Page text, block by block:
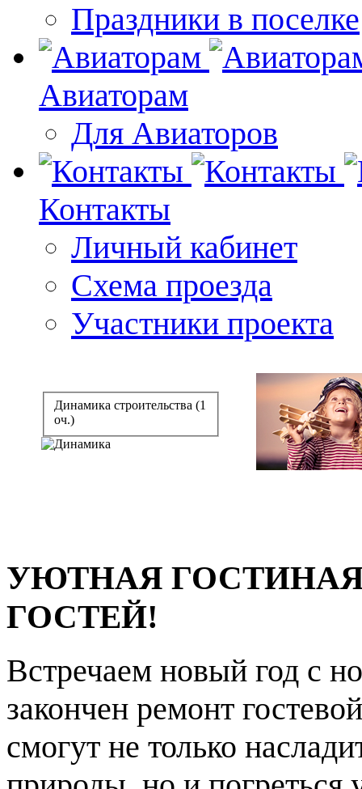
Праздники в поселке
Авиаторам
Для Авиаторов
Контакты
Личный кабинет
Схема проезда
Участники проекта
Динамика строительства (1
оч.)
УЮТНАЯ
ГОСТЕЙ!
Встречаем новый год с
закончен ремонт
смогут не только